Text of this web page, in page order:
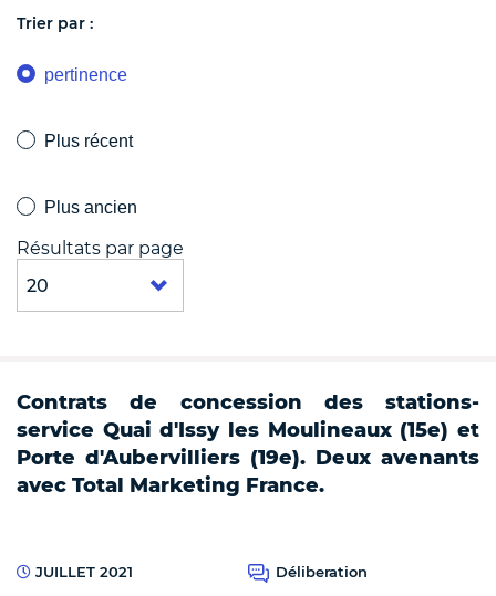
Trier par :
pertinence
Plus récent
Plus ancien
Résultats par page
Contrats de concession des stations-
service Quai d'Issy les Moulineaux (15e) et
Porte d'Aubervilliers (19e). Deux avenants
avec Total Marketing France.
JUILLET 2021
Déliberation